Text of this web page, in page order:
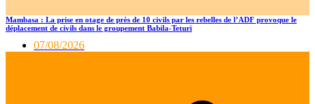
Mambasa : La prise en otage de près de 10 civils par les rebelles de l’ADF provoque le
déplacement de civils dans le groupement Babila-Teturi
07/08/2026